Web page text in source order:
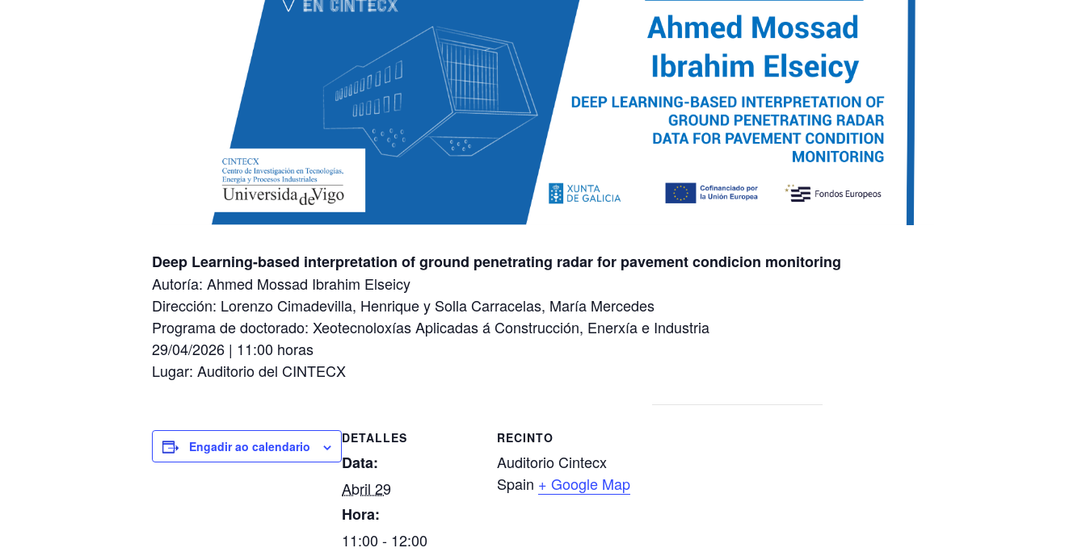
Deep Learning-based interpretation of ground penetrating radar for pavement condicion monitoring
Autoría: Ahmed Mossad Ibrahim Elseicy
Dirección: Lorenzo Cimadevilla, Henrique y Solla Carracelas, María Mercedes
Programa de doctorado: Xeotecnoloxías Aplicadas á Construcción, Enerxía e Industria
29/04/2026 | 11:00 horas
Lugar: Auditorio del CINTECX
Engadir ao calendario
DETALLES
Data:
Abril 29
Hora:
11:00 - 12:00
RECINTO
Auditorio Cintecx
Spain + Google Map